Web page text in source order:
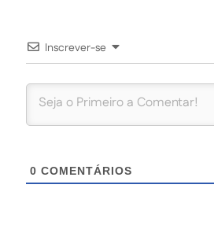
Inscrever-se
0 COMENTÁRIOS